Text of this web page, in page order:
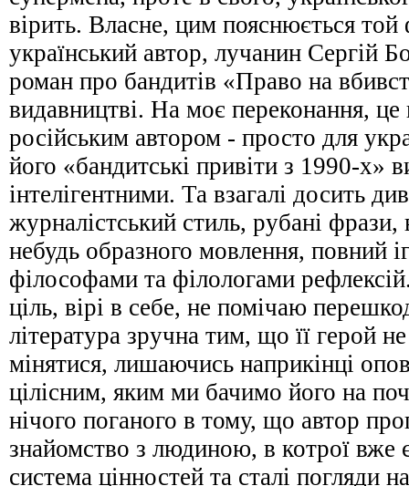
вірить. Власне, цим пояснюється
український автор, лучанин Сергій
роман про бандитів «Право на
видавництві. На моє переконання, це
російським автором - просто для
його «бандитські привіти з 1990-х»
інтелігентними. Та взагалі досить
журналістський стиль, рубані фрази,
небудь образного мовлення, повний
філософами та філологами
ціль, вірі в себе, не помічаю
література зручна тим, що її герой
мінятися, лишаючись наприкінці
цілісним, яким ми бачимо його на
нічого поганого в тому, що автор
знайомство з людиною, в котрої вже
система цінностей та сталі погляди